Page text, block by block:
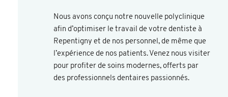
Nous avons conçu notre nouvelle polyclinique
afin d’optimiser le travail de votre dentiste à
Repentigny et de nos personnel, de même que
l’expérience de nos patients. Venez nous visiter
pour profiter de soins modernes, offerts par
des professionnels dentaires passionnés.